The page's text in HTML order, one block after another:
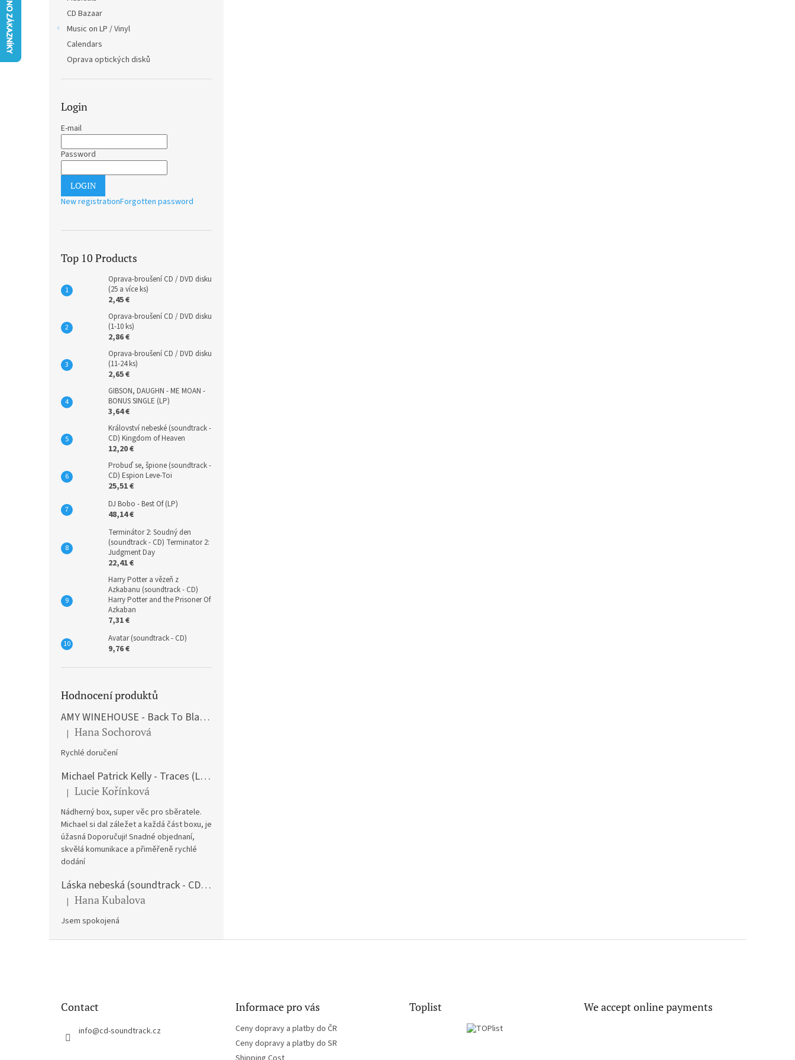
CD Bazaar
Music on LP / Vinyl
Calendars
Oprava optických disků
Login
E-mail
Password
LOGIN
New registrationForgotten password
Top 10 Products
Oprava-broušení CD / DVD disku
(25 a více ks)
2,45 €
Oprava-broušení CD / DVD disku
(1-10 ks)
2,86 €
Oprava-broušení CD / DVD disku
(11-24 ks)
2,65 €
GIBSON, DAUGHN - ME MOAN -
BONUS SINGLE (LP)
3,64 €
Království nebeské (soundtrack -
CD) Kingdom of Heaven
12,20 €
Probuď se, špione (soundtrack -
CD) Espion Leve-Toi
25,51 €
DJ Bobo - Best Of (LP)
48,14 €
Terminátor 2: Soudný den
(soundtrack - CD) Terminator 2:
Judgment Day
22,41 €
Harry Potter a vězeň z
Azkabanu (soundtrack - CD)
Harry Potter and the Prisoner Of
Azkaban
7,31 €
Avatar (soundtrack - CD)
9,76 €
Hodnocení produktů
AMY WINEHOUSE - Back To Black (LP)
The product rating is 5 out of 5 stars.
| Hana Sochorová
Rychlé doručení
Michael Patrick Kelly - Traces (Limited Edition) (Premium Box-Set) (LP)
The product rating is 5 out of 5 stars.
| Lucie Kořínková
Nádherný box, super věc pro sběratele.
Michael si dal záležet a každá část boxu, je
úžasná Doporučuji! Snadné objednaní,
skvělá komunikace a přiměřeně rychlé
dodání
Láska nebeská (soundtrack - CD) Love Actually
The product rating is 5 out of 5 stars.
| Hana Kubalova
Jsem spokojená
Contact
info@cd-soundtrack.cz
Informace pro vás
Ceny dopravy a platby do ČR
Ceny dopravy a platby do SR
Toplist We accept online payments